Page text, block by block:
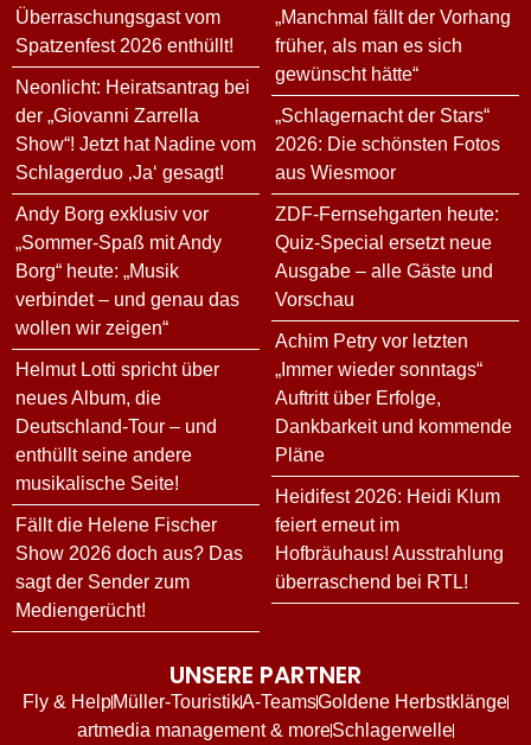
Überraschungsgast vom
Spatzenfest 2026 enthüllt!
Neonlicht: Heiratsantrag bei
der „Giovanni Zarrella
Show“! Jetzt hat Nadine vom
Schlagerduo ‚Ja‘ gesagt!
Andy Borg exklusiv vor
„Sommer-Spaß mit Andy
Borg“ heute: „Musik
verbindet – und genau das
wollen wir zeigen“
Helmut Lotti spricht über
neues Album, die
Deutschland-Tour – und
enthüllt seine andere
musikalische Seite!
Fällt die Helene Fischer
Show 2026 doch aus? Das
sagt der Sender zum
Mediengerücht!
„Manchmal fällt der Vorhang
früher, als man es sich
gewünscht hätte“
„Schlagernacht der Stars“
2026: Die schönsten Fotos
aus Wiesmoor
ZDF-Fernsehgarten heute:
Quiz-Special ersetzt neue
Ausgabe – alle Gäste und
Vorschau
Achim Petry vor letzten
„Immer wieder sonntags“
Auftritt über Erfolge,
Dankbarkeit und kommende
Pläne
Heidifest 2026: Heidi Klum
feiert erneut im
Hofbräuhaus! Ausstrahlung
überraschend bei RTL!
UNSERE PARTNER
Fly & HelpMüller-TouristikA-TeamsGoldene Herbstklänge
artmedia management & moreSchlagerwelle